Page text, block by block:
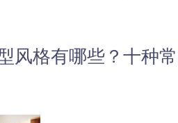
风格有哪些？十种